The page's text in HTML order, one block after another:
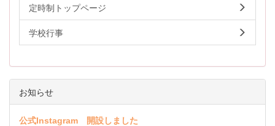
定時制トップページ
学校行事
お知らせ
公式Instagram 開設しました